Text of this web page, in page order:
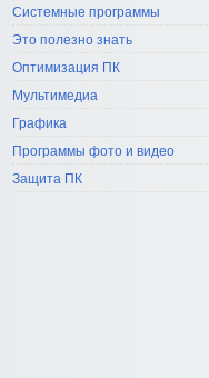
Системные программы
Это полезно знать
Оптимизация ПК
Мультимедиа
Графика
Программы фото и видео
Защита ПК